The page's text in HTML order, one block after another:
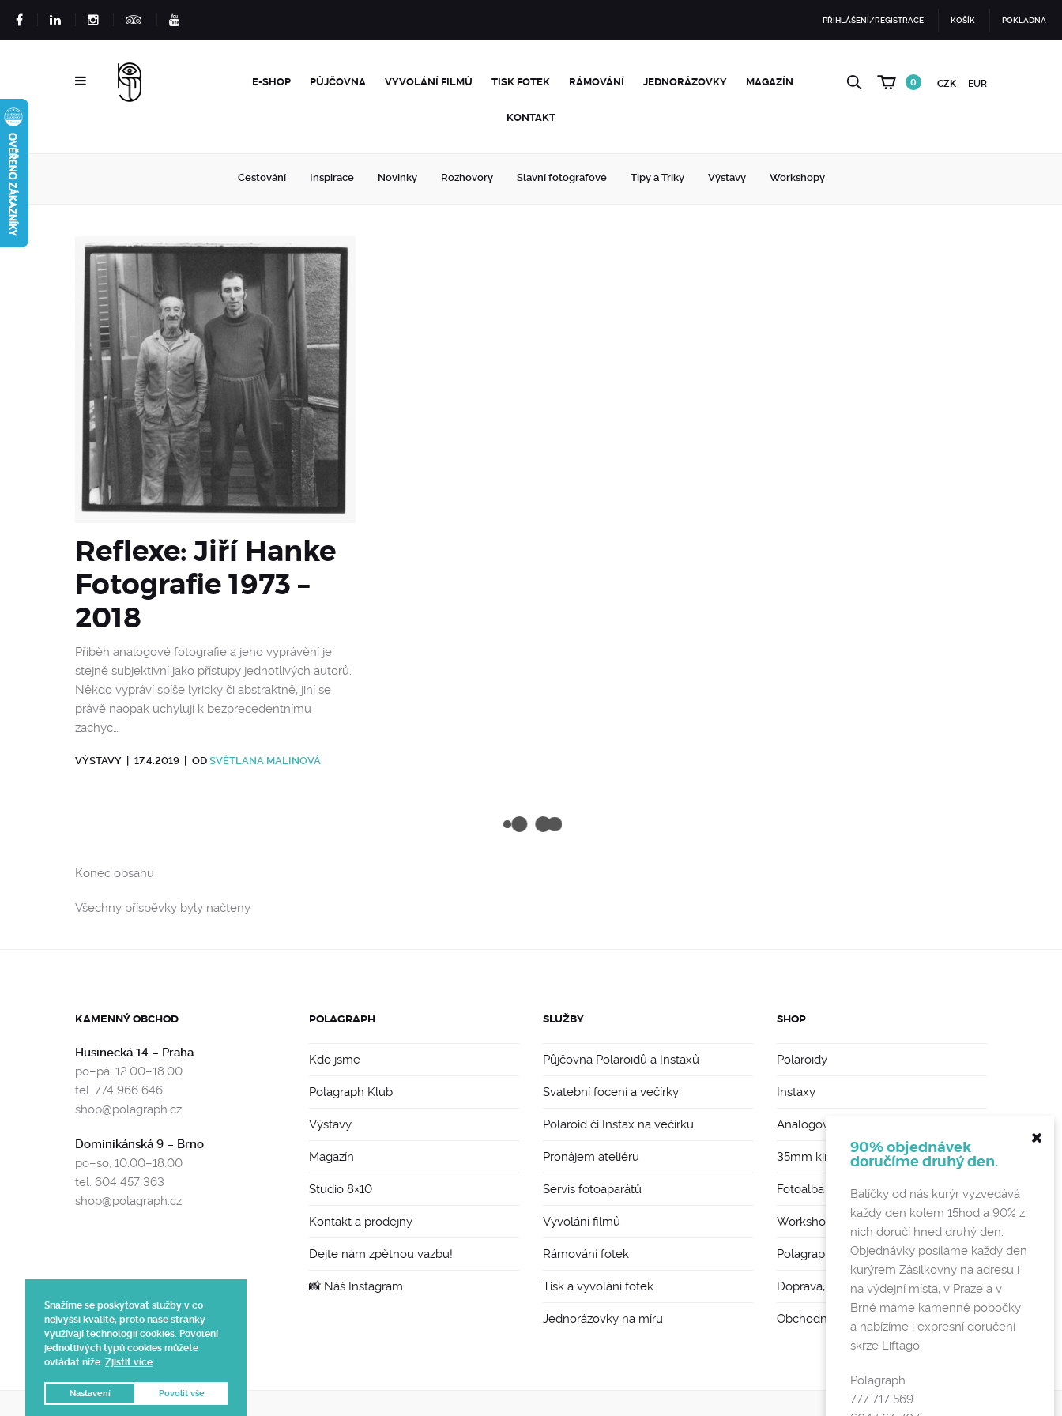
Snažíme se poskytovat služby v co
nejvyšší kvalitě, proto naše stránky
využívají technologii cookies. Povolení
jednotlivých typů cookies můžete
ovládat níže. Zjistit více.
Povolit vše
Nastavení
PŘIHLÁŠENÍ/REGISTRACE KOŠÍK POKLADNA
E-SHOP PŮJČOVNA VYVOLÁNÍ FILMŮ TISK FOTEK RÁMOVÁNÍ JEDNORÁZOVKY MAGAZÍN
KONTAKT
0 CZK EUR
Cestování Inspirace Novinky Rozhovory Slavní fotografové Tipy a Triky Výstavy Workshopy
Reflexe: Jiří Hanke
Fotografie 1973 –
2018
Příběh analogové fotografie a jeho vyprávění je
stejně subjektivní jako přístupy jednotlivých autorů.
Někdo vypráví spíše lyricky či abstraktně, jiní se
právě naopak uchylují k bezprecedentnímu
zachyc…
VÝSTAVY 17.4.2019 OD SVĚTLANA MALINOVÁ
Konec obsahu
Všechny příspěvky byly načteny
KAMENNÝ OBCHOD
Husinecká 14 – Praha
po–pá, 12.00–18.00
tel. 774 966 646
shop@polagraph.cz
Dominikánská 9 – Brno
po–so, 10.00–18.00
tel. 604 457 363
shop@polagraph.cz
POLAGRAPH
Kdo jsme
Polagraph Klub
Výstavy
Magazín
Studio 8×10
Kontakt a prodejny
Dejte nám zpětnou vazbu!
📸 Náš Instagram
SLUŽBY
Půjčovna Polaroidů a Instaxů
Svatební focení a večírky
Polaroid či Instax na večírku
Pronájem ateliéru
Servis fotoaparátů
Vyvolání filmů
Rámování fotek
Tisk a vyvolání fotek
Jednorázovky na míru
SHOP
Polaroidy
Instaxy
Analogové foťáky
35mm kinofilmy
Fotoalba a rámy
Workshopy
Polagraph Mates
Doprava, poštovné a vratky
Obchodní podmínky a GDPR
90% objednávek
doručíme druhý den.
Balíčky od nás kurýr vyzvedává
každý den kolem 15hod a 90% z
nich doručí hned druhý den.
Objednávky posíláme každý den
kurýrem Zásilkovny na adresu i
na výdejní místa, v Praze a v
Brně máme kamenné pobočky
a nabízíme i expresní doručení
skrze Liftago.
Polagraph
777 717 569